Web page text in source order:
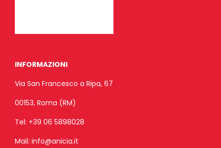
INFORMAZIONI
Via San Francesco a Ripa, 67
00153, Roma (RM)
Tel: +39 06 5898028
Mail: info@anicia.it